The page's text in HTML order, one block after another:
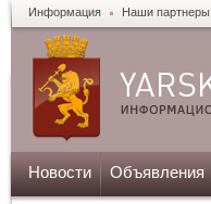
Информация Наши партнеры
Новости Объявления